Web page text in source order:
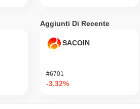
Aggiunti Di Recente
SACOIN
#6701
-3.32%